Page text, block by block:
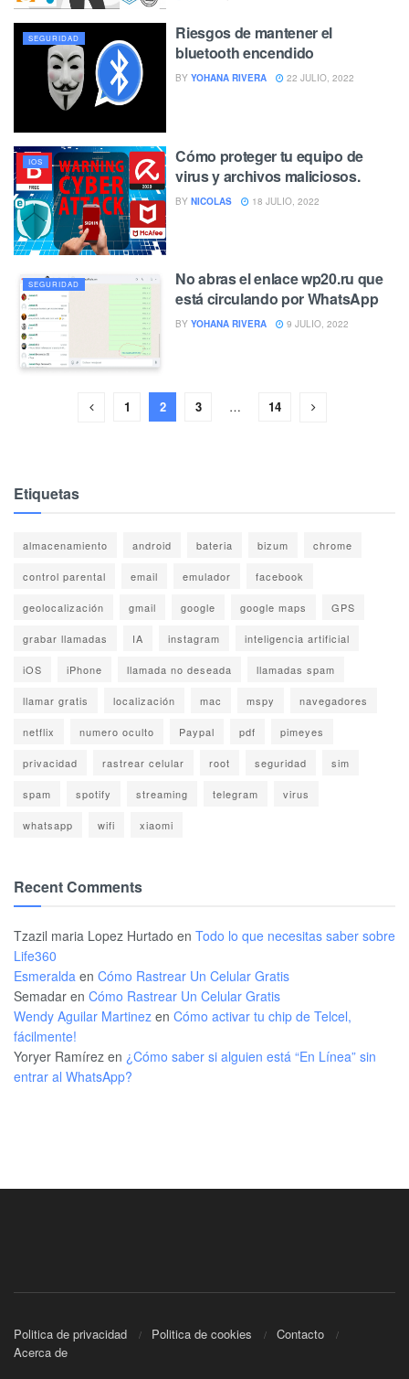
SEGURIDAD
Riesgos de mantener el
bluetooth encendido
BY YOHANA RIVERA 22 JULIO, 2022
IOS
Cómo proteger tu equipo de
virus y archivos maliciosos.
BY NICOLAS 18 JULIO, 2022
SEGURIDAD
No abras el enlace wp20.ru que
está circulando por WhatsApp
BY YOHANA RIVERA 9 JULIO, 2022
1 2 3 … 14
Etiquetas
almacenamiento android bateria bizum chrome
control parental email emulador facebook
geolocalización gmail google google maps GPS
grabar llamadas IA instagram inteligencia artificial
iOS iPhone llamada no deseada llamadas spam
llamar gratis localización mac mspy navegadores
netflix numero oculto Paypal pdf pimeyes
privacidad rastrear celular root seguridad sim
spam spotify streaming telegram virus
whatsapp wifi xiaomi
Recent Comments
Tzazil maria Lopez Hurtado en Todo lo que necesitas saber sobre
Life360
Esmeralda en Cómo Rastrear Un Celular Gratis
Semadar en Cómo Rastrear Un Celular Gratis
Wendy Aguilar Martinez en Cómo activar tu chip de Telcel,
fácilmente!
Yoryer Ramírez en ¿Cómo saber si alguien está “En Línea” sin
entrar al WhatsApp?
Politica de privacidad Politica de cookies
Contacto
Acerca de